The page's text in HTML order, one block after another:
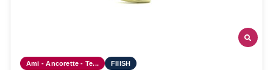
Ami - Ancorette - Te... FIIISH